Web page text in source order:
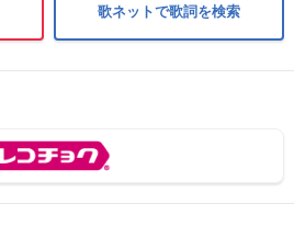
歌ネットで歌詞を検索